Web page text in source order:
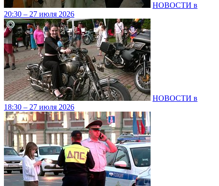
НОВОСТИ в
20:30 – 27 июля 2026
НОВОСТИ в
18:30 – 27 июля 2026